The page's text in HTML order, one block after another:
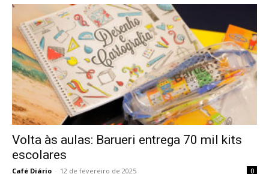
Volta às aulas: Barueri entrega 70 mil kits
escolares
Café Diário - 12 de fevereiro de 2025 0